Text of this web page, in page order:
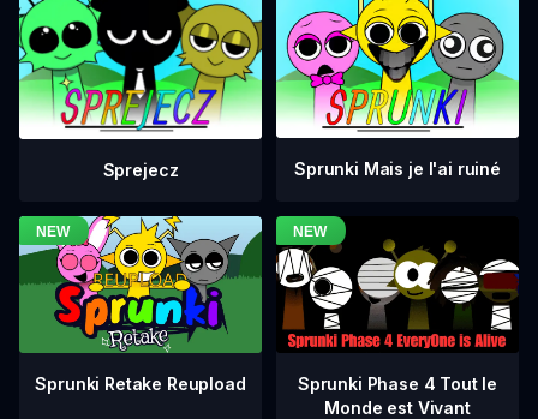
Sprejecz Sprunki Mais je l'ai ruiné
Sprunki Retake Reupload
Sprunki Phase 4 Tout le
Monde est Vivant